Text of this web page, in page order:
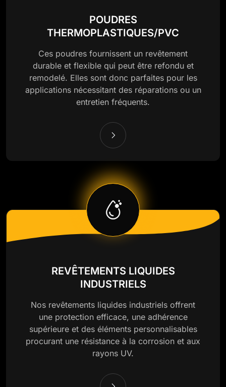
POUDRES
THERMOPLASTIQUES/PVC
Ces poudres fournissent un revêtement
durable et flexible qui peut être refondu et
remodelé. Elles sont donc parfaites pour les
applications nécessitant des réparations ou un
entretien fréquents.
REVÊTEMENTS LIQUIDES
INDUSTRIELS
Nos revêtements liquides industriels offrent
une protection efficace, une adhérence
supérieure et des éléments personnalisables
procurant une résistance à la corrosion et aux
rayons UV.